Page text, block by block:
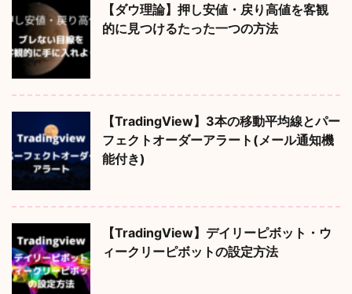
【ダウ理論】押し安値・戻り高値を客観
的に見つけるたった一つの方法
【TradingView】3本の移動平均線とパー
フェクトオーダーアラート(メール通知機
能付き)
【TradingView】デイリーピボット・ウ
ィークリーピボットの設定方法